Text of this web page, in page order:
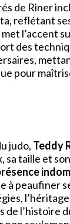
de Riner
reflétant
l’accent
des
pour
judo, Teddy
sa taille et
à peaufiner
de l’histoire